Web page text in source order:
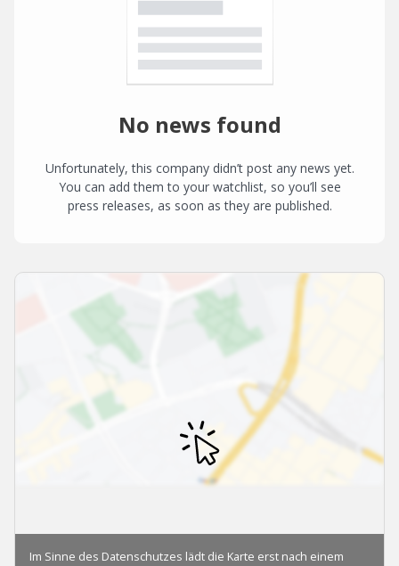
No news found
Unfortunately, this company didn’t post any news yet.
You can add them to your watchlist, so you’ll see
press releases, as soon as they are published.